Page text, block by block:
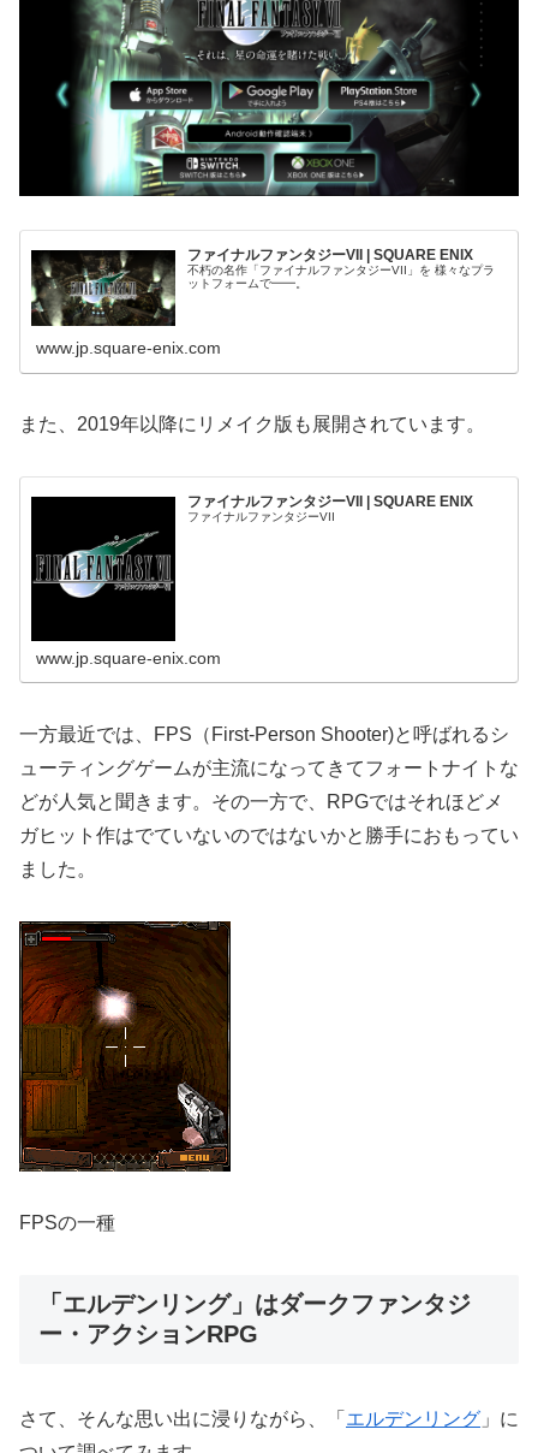
ファイナルファンタジーVII | SQUARE ENIX
不朽の名作「ファイナルファンタジーVII」を 様々なプラ
ットフォームで━━。
www.jp.square-enix.com
また、2019年以降にリメイク版も展開されています。
ファイナルファンタジーVII | SQUARE ENIX
ファイナルファンタジーVII
www.jp.square-enix.com
一方最近では、FPS（First-Person Shooter)と呼ばれるシ
ューティングゲームが主流になってきてフォートナイトな
どが人気と聞きます。その一方で、RPGではそれほどメ
ガヒット作はでていないのではないかと勝手におもってい
ました。
FPSの一種
「エルデンリング」はダークファンタジ
ー・アクションRPG
さて、そんな思い出に浸りながら、「 エルデンリング 」に